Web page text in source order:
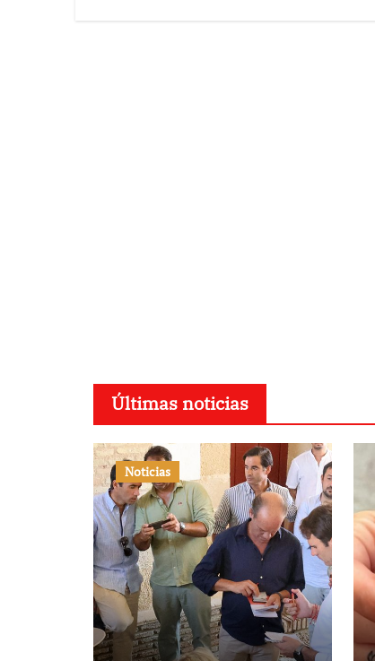
Últimas noticias
Noticias